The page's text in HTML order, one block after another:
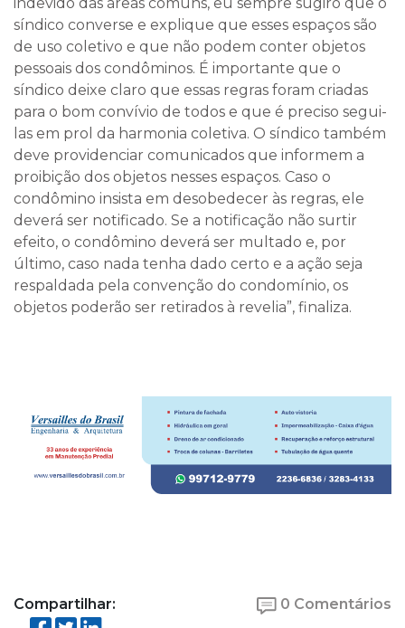
indevido das áreas comuns, eu sempre sugiro que o
síndico converse e explique que esses espaços são
de uso coletivo e que não podem conter objetos
pessoais dos condôminos. É importante que o
síndico deixe claro que essas regras foram criadas
para o bom convívio de todos e que é preciso segui-
las em prol da harmonia coletiva. O síndico também
deve providenciar comunicados que informem a
proibição dos objetos nesses espaços. Caso o
condômino insista em desobedecer às regras, ele
deverá ser notificado. Se a notificação não surtir
efeito, o condômino deverá ser multado e, por
último, caso nada tenha dado certo e a ação seja
respaldada pela convenção do condomínio, os
objetos poderão ser retirados à revelia”, finaliza.
Compartilhar: 0 Comentários